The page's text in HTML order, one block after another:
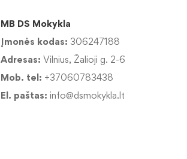
MB DS Mokykla
Įmonės kodas: 306247188
Adresas: Vilnius, Žalioji g. 2-6
Mob. tel: +37060783438
El. paštas: info@dsmokykla.lt